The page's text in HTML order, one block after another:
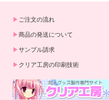
ご注文の流れ
商品の発送について
サンプル請求
クリア工房の印刷技術